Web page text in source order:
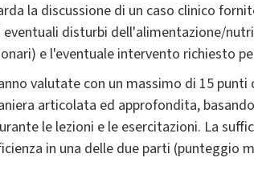
la discussione di un caso clinico
eventuali disturbi dell'alimentazione/
e l'eventuale intervento richiesto
valutate con un massimo di 15
articolata ed approfondita,
le lezioni e le esercitazioni. La
in una delle due parti (punteggio